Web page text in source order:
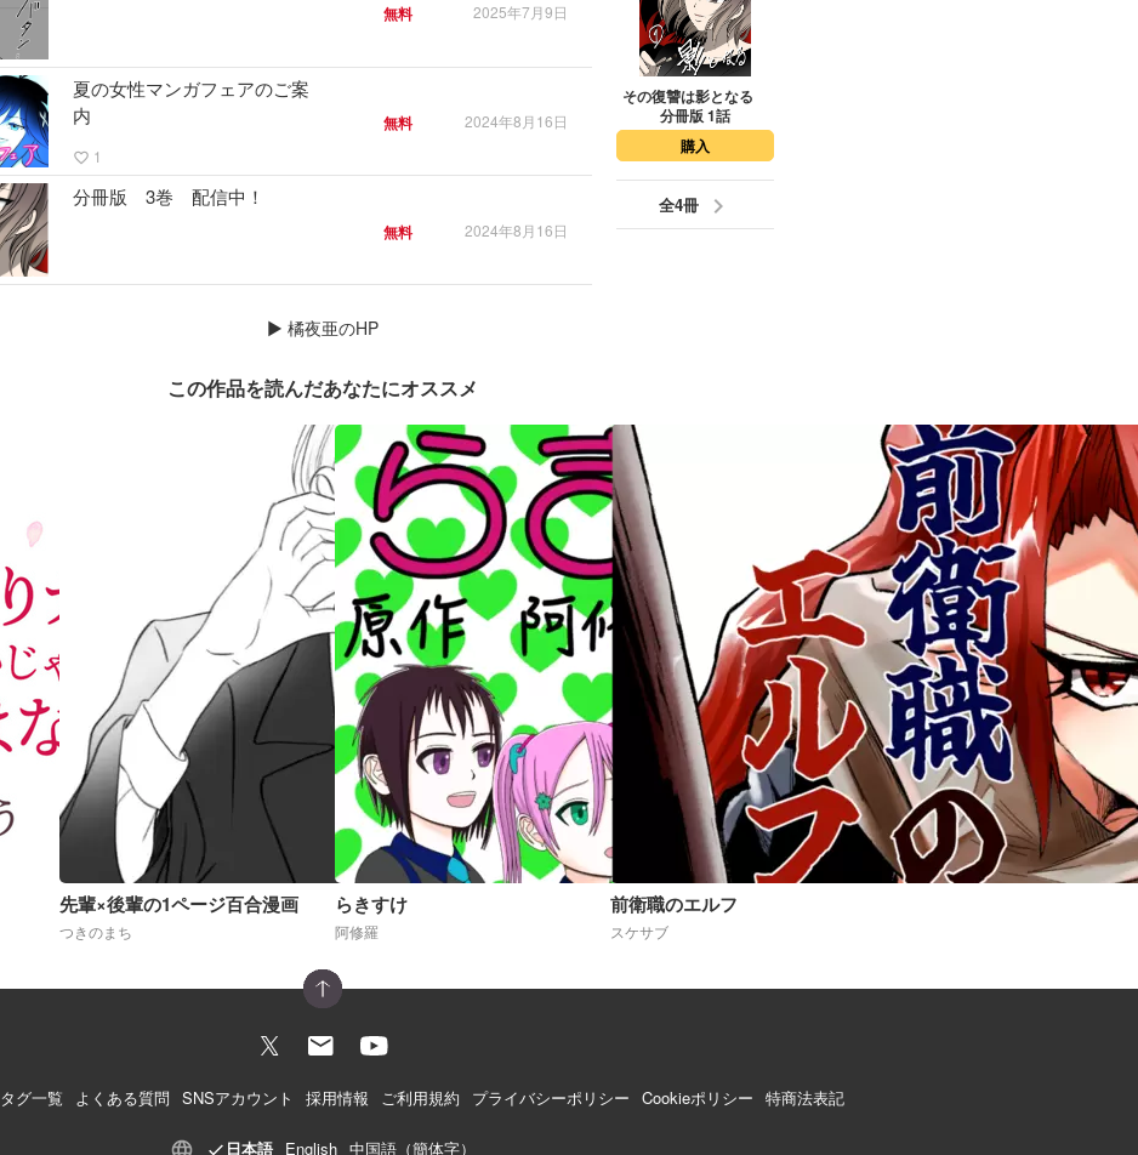
2025年7月9日
無料
夏の女性マンガフェアのご案
内
2024年8月16日
favorite_border 1
無料
分冊版 3巻 配信中！
2024年8月16日
無料
その復讐は影となる
分冊版 1話
購入
全4冊 keyboard_arrow_right
▶ 橘夜亜のHP
この作品を読んだあなたにオススメ
先輩×後輩の1ページ百合漫画
つきのまち
らきすけ
阿修羅
前衛職のエルフ
スケサブ
タグ一覧 よくある質問 SNSアカウント 採用情報 ご利用規約 プライバシーポリシー Cookieポリシー 特商法表記
日本語 English 中国語（簡体字）